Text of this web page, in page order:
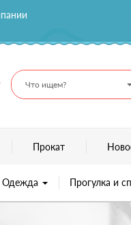
Что ищем?
Прокат
Одежда Прогулка и